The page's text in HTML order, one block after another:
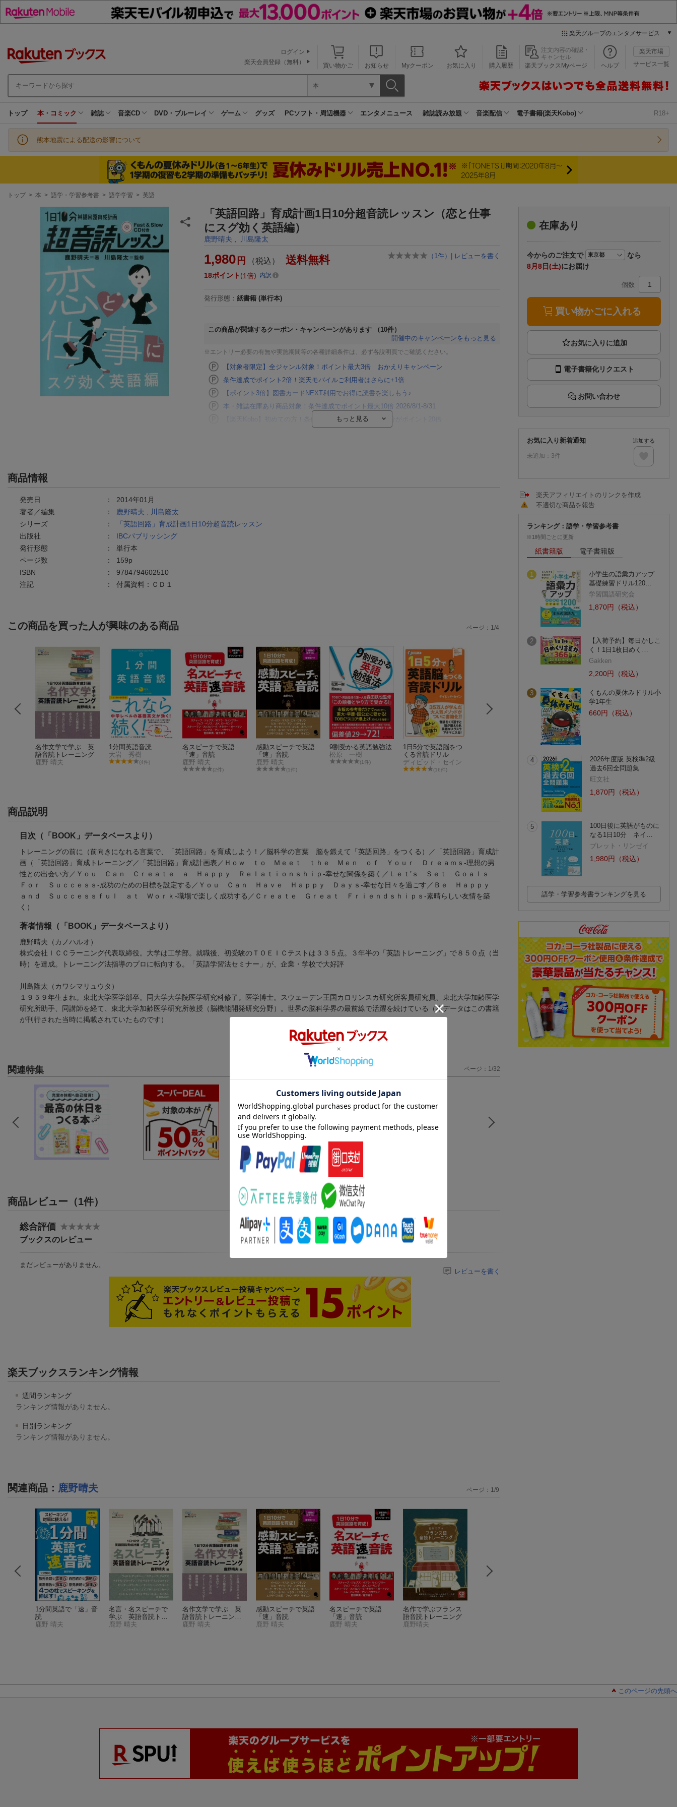
楽天グループのエンタメサービス
本/ゲーム/CD/DVD
楽天ブックス
楽天Kobo
エンタメニュース
推し楽
買い物かご お知らせ Myクーポン お気に入り 購入履歴
注文内容の確認・
キャンセル
楽天ブックスMyページ
ヘルプ
楽天市場
サービス一覧
ログイン
楽天会員登録（無料）
本
トップ 本・コミック 雑誌 音楽CD DVD・ブルーレイ ゲーム グッズ PCソフト・周辺機器 エンタメニュース 雑誌読み放題 音楽配信 電子書籍(楽天Kobo) R18+
熊本地震による配送の影響について
現
トップ > 本 > 語学・学習参考書 > 語学学習 > 英語
「英語回路」育成計画1日10分超音読レッスン（恋と仕事
にスグ効く英語編）
鹿野晴夫 川島隆太
（ 1件） | レビューを書く
1,980 円 （税込） 送料無料
18ポイント 1倍 内訳
発行形態 ： 紙書籍 (単行本)
この商品が関連するクーポン・キャンペーンがあります
（10件）
開催中のキャンペーンをもっと見る
※エントリー必要の有無や実施期間等の各種詳細条件は、必ず各説明頁でご確認ください。
【対象者限定】全ジャンル対象！ポイント最大3倍 おかえりキャンペーン
条件達成でポイント2倍！楽天モバイルご利用者はさらに+1倍
【ポイント3倍】図書カードNEXT利用でお得に読書を楽しもう♪
本・雑誌在庫あり商品対象！条件達成でポイント最大10倍 2026/8/1-8/31
【楽天Kobo】初めての方！条件達成で楽天ブックス購入分がポイント20倍
商品情報
発売日 ： 2014年01月
著者／編集
： 鹿野晴夫
川島隆太
シリーズ
：
「英語回路」育成計画1日10分超音読レッスン
出版社
： IBCパブリッシング
発行形態
： 単行本
ページ数
： 159p
ISBN
： 9784794602510
注記
： 付属資料：ＣＤ１
この商品を買った人が興味のある商品
名作文学で学ぶ 英
語音読トレーニング
鹿野 晴夫
1分間英語音読
大岩 秀樹
(4件)
名スピーチで英語
「速」音読
鹿野 晴夫
(2件)
感動スピーチで英語
「速」音読
鹿野 晴夫
(1件)
9割受かる英語勉強法
松原 一樹
(1件)
1日5分で英語脳をつ
くる音読ドリル
ディビッド・セイン
(16件)
音読JAPAN 改訂版
勝又美智雄
(4件)
ページ： 1 /4
商品説明
目次（「BOOK」データベースより）
トレーニングの前に（前向きになれる言葉で、「英語回路」を育成しよう！／脳科学の言葉 脳を鍛えて「英語回路」をつくる）／「英語回路」育成計
画（「英語回路」育成トレーニング／「英語回路」育成計画表／Ｈｏｗ ｔｏ Ｍｅｅｔ ｔｈｅ Ｍｅｎ ｏｆ Ｙｏｕｒ Ｄｒｅａｍｓ-理想の男
性との出会い方／Ｙｏｕ Ｃａｎ Ｃｒｅａｔｅ ａ Ｈａｐｐｙ Ｒｅｌａｔｉｏｎｓｈｉｐ-幸せな関係を築く／Ｌｅｔ’ｓ Ｓｅｔ Ｇｏａｌｓ
Ｆｏｒ Ｓｕｃｃｅｓｓ-成功のための目標を設定する／Ｙｏｕ Ｃａｎ Ｈａｖｅ Ｈａｐｐｙ Ｄａｙｓ-幸せな日々を過ごす／Ｂｅ Ｈａｐｐｙ
ａｎｄ Ｓｕｃｃｅｓｓｆｕｌ ａｔ Ｗｏｒｋ-職場で楽しく成功する／Ｃｒｅａｔｅ Ｇｒｅａｔ Ｆｒｉｅｎｄｓｈｉｐｓ-素晴らしい友情を築
く）
著者情報（「BOOK」データベースより）
鹿野晴夫（カノハルオ）
株式会社ＩＣＣラーニング代表取締役。大学は工学部。就職後、初受験のＴＯＥＩＣテストは３３５点。３年半の「英語トレーニング」で８５０点（当
時）を達成。トレーニング法指導のプロに転向する。「英語学習法セミナー」が、企業・学校で大好評
川島隆太（カワシマリュウタ）
１９５９年生まれ。東北大学医学部卒。同大学大学院医学研究科修了。医学博士。スウェーデン王国カロリンスカ研究所客員研究員、東北大学加齢医学
研究所助手、同講師を経て、東北大学加齢医学研究所教授（脳機能開発研究分野）。世界の脳科学界の最前線で活躍を続けている（本データはこの書籍
が刊行された当時に掲載されていたものです）
関連特集 ページ：1/32
商品レビュー（1件）
総合評価
ブックスのレビュー
まだレビューがありません。
レビューを書く
楽天ブックスランキング情報
週間ランキング
ランキング情報がありません。
日別ランキング
ランキング情報がありません。
関連商品 ： 鹿野晴夫
1分間英語で「速」音
読
鹿野 晴夫
名言・名スピーチで
学ぶ 英語音読トレ
ーニング
鹿野 晴夫
名作文学で学ぶ 英
語音読トレーニング
（​1日10分英語回路育
鹿野 晴夫
感動スピーチで英語
「速」音読
鹿野 晴夫
名スピーチで英語
「速」音読
鹿野 晴夫
名作で学ぶフランス
語音読トレーニング
鹿野晴夫
ページ： 1 /9
在庫あり
今からのご注文で
なら
8月8日(土)にお届け
個数
買い物かごに入れる
電子書籍化リクエスト
お問い合わせ
お気に入り新着通知
未追加： 3件
追加する
楽天アフィリエイトのリンクを作成
不適切な商品を報告
ランキング：語学・学習参考書
※1時間ごとに更新
紙書籍版 電子書籍版
1
小学生の語彙力アップ
基礎練習ドリル120…
学習国語研究会
1,870円（税込）
2
【入荷予約】毎日かしこ
く！1日1枚日めく…
Gakken
2,200円（税込）
3
くもんの夏休みドリル小
学1年生
660円（税込）
4
2026年度版 英検準2級
過去6回全問題集
旺文社
1,870円（税込）
5
100日後に英語がものに
なる1日10分 ネイ…
ブレット・リンゼイ
1,980円（税込）
語学・学習参考書ランキングを見る
このページの先頭へ